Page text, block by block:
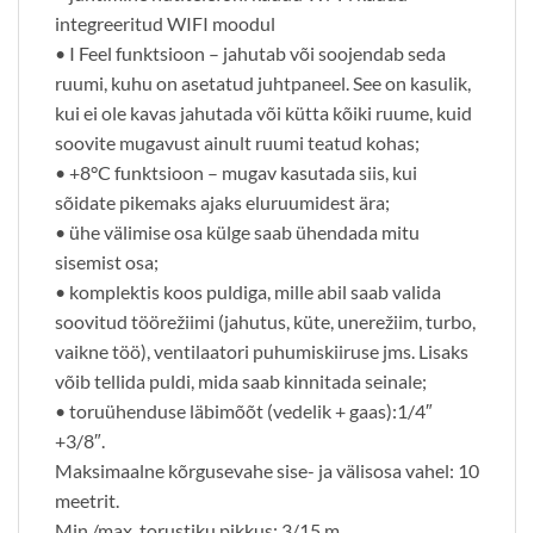
integreeritud WIFI moodul
• I Feel funktsioon – jahutab või soojendab seda
ruumi, kuhu on asetatud juhtpaneel. See on kasulik,
kui ei ole kavas jahutada või kütta kõiki ruume, kuid
soovite mugavust ainult ruumi teatud kohas;
• +8°C funktsioon – mugav kasutada siis, kui
sõidate pikemaks ajaks eluruumidest ära;
• ühe välimise osa külge saab ühendada mitu
sisemist osa;
• komplektis koos puldiga, mille abil saab valida
soovitud töörežiimi (jahutus, küte, unerežiim, turbo,
vaikne töö), ventilaatori puhumiskiiruse jms. Lisaks
võib tellida puldi, mida saab kinnitada seinale;
• toruühenduse läbimõõt (vedelik + gaas):1/4″
+3/8″.
Maksimaalne kõrgusevahe sise- ja välisosa vahel: 10
meetrit.